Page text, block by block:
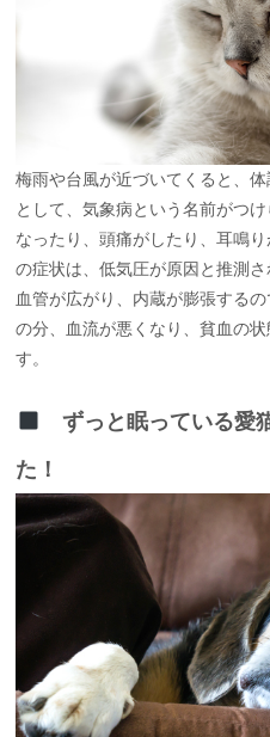
梅雨や台風が近づいてくると、
として、気象病という名前がつ
なったり、頭痛がしたり、耳鳴
の症状は、低気圧が原因と推測
血管が広がり、内蔵が膨張する
の分、血流が悪くなり、貧血の
す。
ずっと眠っている愛
た！